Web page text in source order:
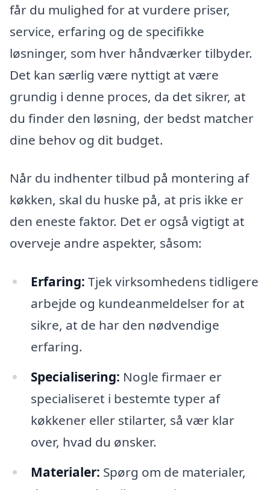
får du mulighed for at vurdere priser,
service, erfaring og de specifikke
løsninger, som hver håndværker tilbyder.
Det kan særlig være nyttigt at være
grundig i denne proces, da det sikrer, at
du finder den løsning, der bedst matcher
dine behov og dit budget.
Når du indhenter tilbud på montering af
køkken, skal du huske på, at pris ikke er
den eneste faktor. Det er også vigtigt at
overveje andre aspekter, såsom:
Erfaring: Tjek virksomhedens tidligere
arbejde og kundeanmeldelser for at
sikre, at de har den nødvendige
erfaring.
Specialisering: Nogle firmaer er
specialiseret i bestemte typer af
køkkener eller stilarter, så vær klar
over, hvad du ønsker.
Materialer: Spørg om de materialer,